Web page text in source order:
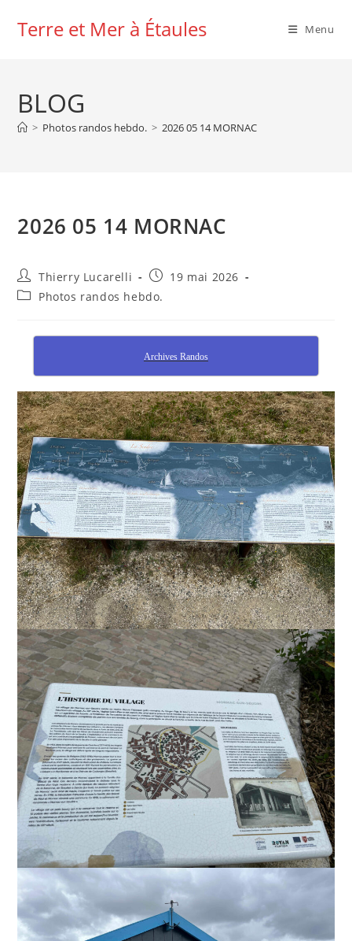
Terre et Mer à Étaules Menu
BLOG
> Photos randos hebdo. > 2026 05 14 MORNAC
2026 05 14 MORNAC
Auteur/autrice
de
la
Thierry Lucarelli
Publication
publiée :
19 mai 2026
PostPhotos randos hebdo.
Archives Randos